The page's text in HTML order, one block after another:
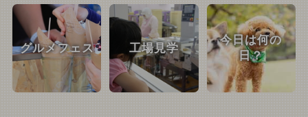
グルメフェス 工場見学
今日は何の
日？